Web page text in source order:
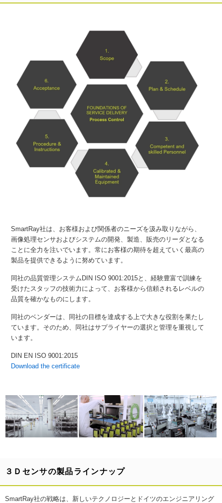
SmartRay社は、お客様および関係者のニーズを汲み取りながら、
画像処理センサおよびシステムの開発、製造、販売のリーダとなる
ことに全力を注いでいます。常にお客様の期待を超えていく最高の
製品を提供できるように努めています。
同社の品質管理システムDIN ISO 9001:2015と、経験豊富で訓練を
受けたスタッフの技術力によって、お客様から信頼されるレベルの
品質を確かなものにします。
同社のベンダーは、同社の目標を達成する上で大きな役割を果たし
ています。そのため、同社はサプライヤーの選択と管理を重視して
います。
DIN EN ISO 9001:2015
Download the certificate
３Ｄセンサの製品ラインナップ
SmartRay社の戦略は、新しいテクノロジーとドイツのエンジニアリング